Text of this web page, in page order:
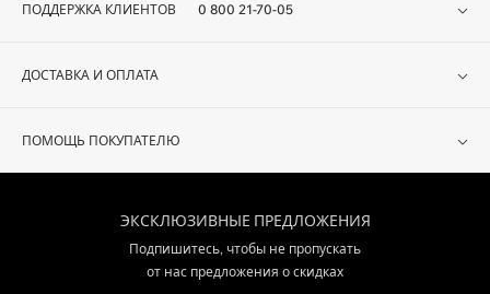
ПОДДЕРЖКА КЛИЕНТОВ 0 800 21-70-05
ДОСТАВКА И ОПЛАТА
ПОМОЩЬ ПОКУПАТЕЛЮ
ЭКСКЛЮЗИВНЫЕ ПРЕДЛОЖЕНИЯ
Подпишитесь, чтобы не пропускать
от нас предложения о скидках